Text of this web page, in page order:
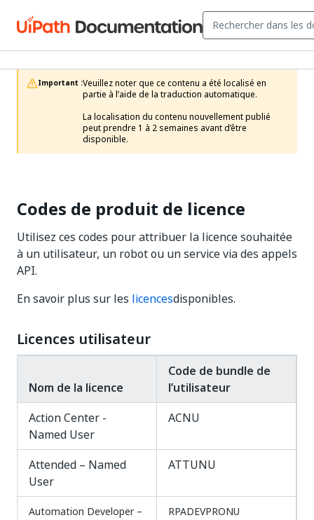
Important :Veuillez noter que ce contenu a été localisé en
partie à l’aide de la traduction automatique.
La localisation du contenu nouvellement publié
peut prendre 1 à 2 semaines avant d’être
disponible.
Codes de produit de licence
Utilisez ces codes pour attribuer la licence souhaitée
à un utilisateur, un robot ou un service via des appels
API.
En savoir plus sur les licencesdisponibles.
Licences utilisateur
Nom de la licence
Code de bundle de
l’utilisateur
Action Center -
Named User
ACNU
Attended – Named
User
ATTUNU
Automation Developer –
RPADEVPRONU